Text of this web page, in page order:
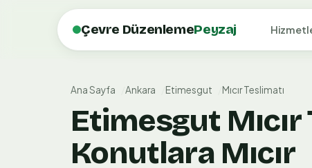
Çevre DüzenlemePeyzaj
Ana Sayfa Ankara Etimesgut Mıcır Teslimatı
Etimesgut
Konutlara Mıcır